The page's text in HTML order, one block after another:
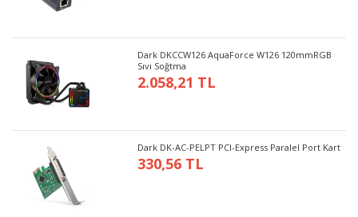
Dark DKCCW126 AquaForce W126 120mmRGB
Sıvı Soğtma
2.058,21 TL
Dark DK-AC-PELPT PCI-Express Paralel Port Kart
330,56 TL